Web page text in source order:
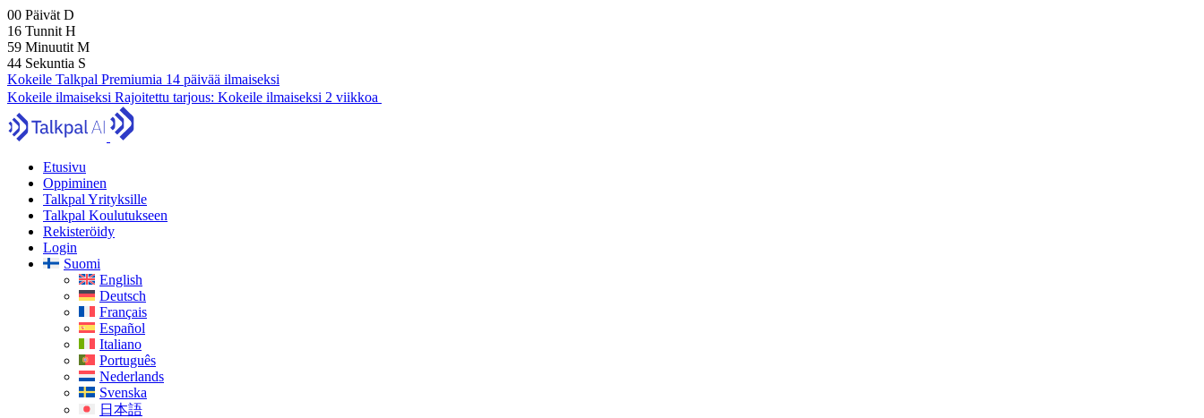
00 Päivät D
16 Tunnit H
59 Minuutit M
43 Sekuntia S
Kokeile Talkpal Premiumia 14 päivää ilmaiseksi
Kokeile ilmaiseksi Rajoitettu tarjous: Kokeile ilmaiseksi 2 viikkoa
Etusivu
Oppiminen
Talkpal Yrityksille
Talkpal Koulutukseen
Rekisteröidy
Login
Suomi
English
Deutsch
Français
Español
Italiano
Português
Nederlands
Svenska
日本語